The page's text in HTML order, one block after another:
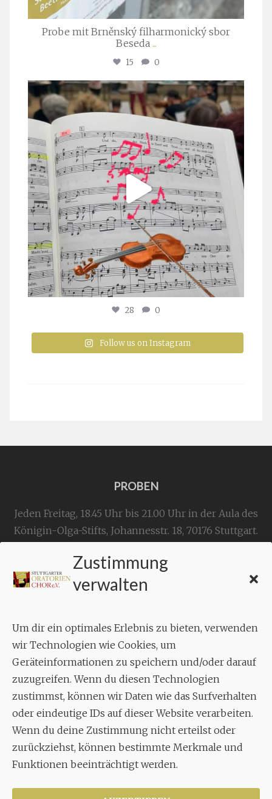
Zustimmung
verwalten
Um dir ein optimales Erlebnis zu bieten, verwenden
wir Technologien wie Cookies, um
Geräteinformationen zu speichern und/oder darauf
zuzugreifen. Wenn du diesen Technologien
zustimmst, können wir Daten wie das Surfverhalten
oder eindeutige IDs auf dieser Website verarbeiten.
Wenn du deine Zustimmung nicht erteilst oder
zurückziehst, können bestimmte Merkmale und
Funktionen beeinträchtigt werden.
Probe mit Brněnský filharmonický sbor
Beseda ...
15 0
stuttgarter_oratorienchor
Juli 23
28 0
Follow us on Instagram
PROBEN
Jeden Freitag, 18.45 Uhr bis 21.00 Uhr in der Aula des
Königin-Olga-Stifts, Johannesstr. 18, 70176 Stuttgart.
KONTAKT
Geschäftsstelle:
Aixheimer Str. 18
70619 Stuttgart
MUSIK
Musikalischer Leiter:
Enrico Trummer
Tel.+49 (0)177 / 34 23 57 1
Facebook
TwitterYouTube